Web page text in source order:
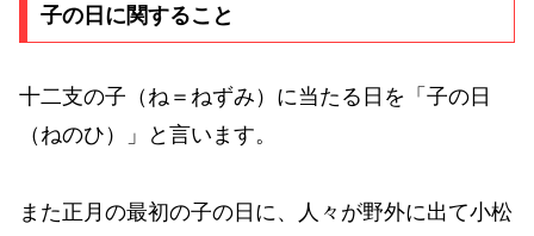
子の日に関すること
十二支の子（ね＝ねずみ）に当たる日を「子の日
（ねのひ）」と言います。
また正月の最初の子の日に、人々が野外に出て小松